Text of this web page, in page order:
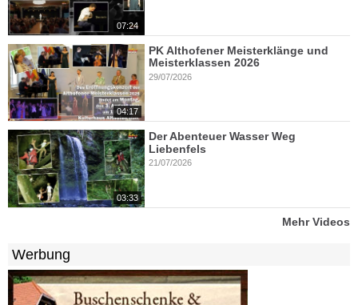
07:24
04:17
PK Althofener Meisterklänge und
Meisterklassen 2026
29/07/2026
03:33
Der Abenteuer Wasser Weg
Liebenfels
21/07/2026
Mehr Videos
Werbung